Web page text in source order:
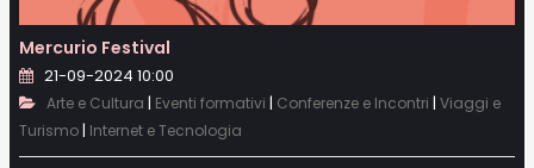
Mercurio Festival
21-09-2024 10:00
Arte e Cultura | Eventi formativi | Conferenze e Incontri | Viaggi e
Turismo | Internet e Tecnologia